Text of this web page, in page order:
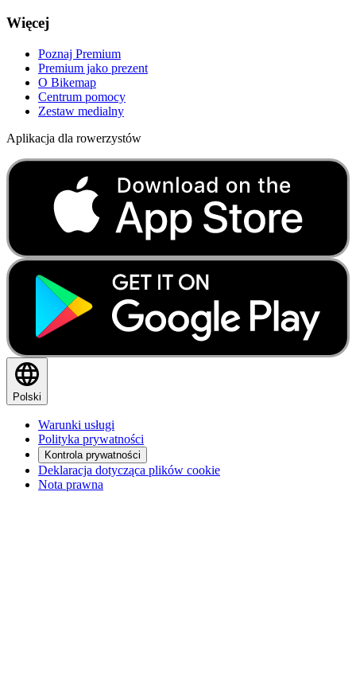
Więcej
Poznaj Premium
Premium jako prezent
O Bikemap
Centrum pomocy
Zestaw medialny
Aplikacja dla rowerzystów
Polski
Warunki usługi
Polityka prywatności
Kontrola prywatności
Deklaracja dotycząca plików cookie
Nota prawna